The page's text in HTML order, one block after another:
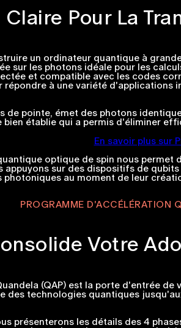
Claire Pour La
un ordinateur quantique à
sur les photons idéale pour les
et compatible avec les codes
à une variété
de pointe, émet des photons
établie qui a permis d'éliminer
En savoir plus sur
optique de spin nous
sur des dispositifs de
au moment de leur
PROGRAMME D'ACCÉLÉRATION
Votre
(QAP) est la porte d'entrée
technologies quantiques
présenterons les détails des 4